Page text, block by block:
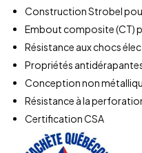
Construction Strobel
Embout composite (CT)
Résistance aux chocs
Propriétés
Conception non
Résistance à la
Certification CSA